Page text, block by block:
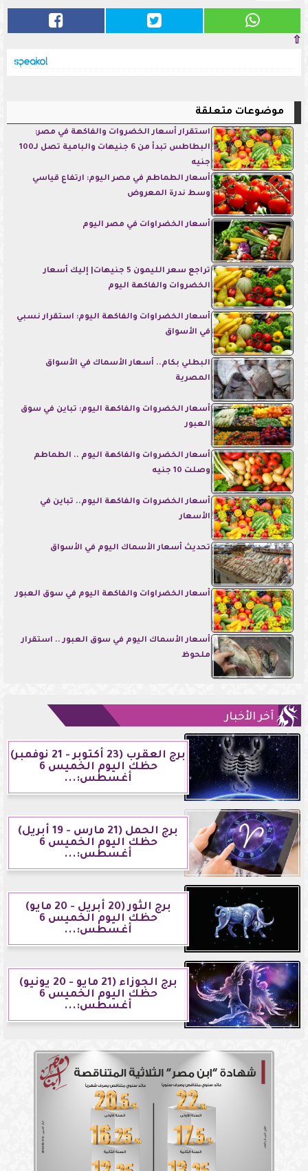
⇧
موضوعات متعلقة
استقرار أسعار الخضروات والفاكهة في مصر:
البطاطس تبدأ من 6 جنيهات والبامية تصل لـ100
جنيه
أسعار الطماطم في مصر اليوم: ارتفاع قياسي
وسط ندرة المعروض
أسعار الخضراوات في مصر اليوم
تراجع سعر الليمون 5 جنيهات| إليك أسعار
الخضروات والفاكهة اليوم
أسعار الخضراوات والفاكهة اليوم: استقرار نسبي
في الأسواق
البطلي بكام.. أسعار الأسماك في الأسواق
المصرية
أسعار الخضروات والفاكهة اليوم: تباين في سوق
العبور
أسعار الخضروات والفاكهة اليوم .. الطماطم
وصلت 10 جنيه
أسعار الخضروات والفاكهة اليوم.. تباين في
الأسعار
تحديث أسعار الأسماك اليوم في الأسواق
أسعار الخضراوات والفاكهة اليوم في سوق العبور
أسعار الأسماك اليوم في سوق العبور .. استقرار
ملحوظ
آخر الأخبار
برج العقرب (23 أكتوبر - 21 نوفمبر)
حظك اليوم الخميس 6
أغسطس:...
برج الحمل (21 مارس - 19 أبريل)
حظك اليوم الخميس 6
أغسطس:...
برج الثور (20 أبريل - 20 مايو)
حظك اليوم الخميس 6
أغسطس:...
برج الجوزاء (21 مايو - 20 يونيو)
حظك اليوم الخميس 6
أغسطس:...